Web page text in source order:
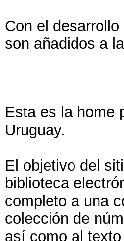
Con el
son añadidos a
Esta es la home
Uruguay.
El objetivo del
biblioteca
completo a una
colección de
así como al